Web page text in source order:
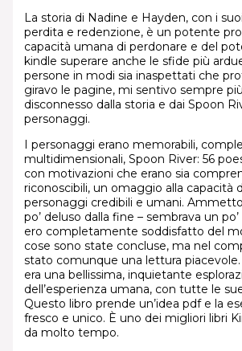
La storia di Nadine e Hayden, con i
perdita e redenzione, è un potente
capacità umana di perdonare e del
kindle superare anche le sfide più
persone in modi sia inaspettati che
giravo le pagine, mi sentivo sempre
disconnesso dalla storia e dai Spoon
personaggi.
I personaggi erano memorabili,
multidimensionali, Spoon River: 56
con motivazioni che erano sia
riconoscibili, un omaggio alla capacità
personaggi credibili e umani.
po’ deluso dalla fine – sembrava un
ero completamente soddisfatto del
cose sono state concluse, ma nel
stato comunque una lettura
era una bellissima, inquietante
dell’esperienza umana, con tutte le
Questo libro prende un’idea pdf e la
fresco e unico. È uno dei migliori libri
da molto tempo.